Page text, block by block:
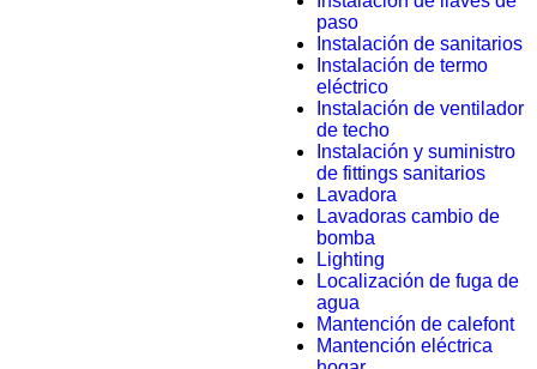
paso
Instalación de sanitarios
Instalación de termo
eléctrico
Instalación de ventilador
de techo
Instalación y suministro
de fittings sanitarios
Lavadora
Lavadoras cambio de
bomba
Lighting
Localización de fuga de
agua
Mantención de calefont
Mantención eléctrica